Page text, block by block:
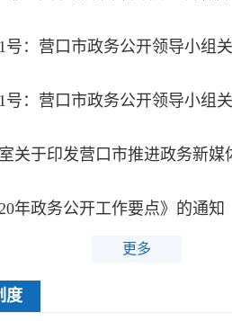
年政务公开工作要点》的通知
更多
度